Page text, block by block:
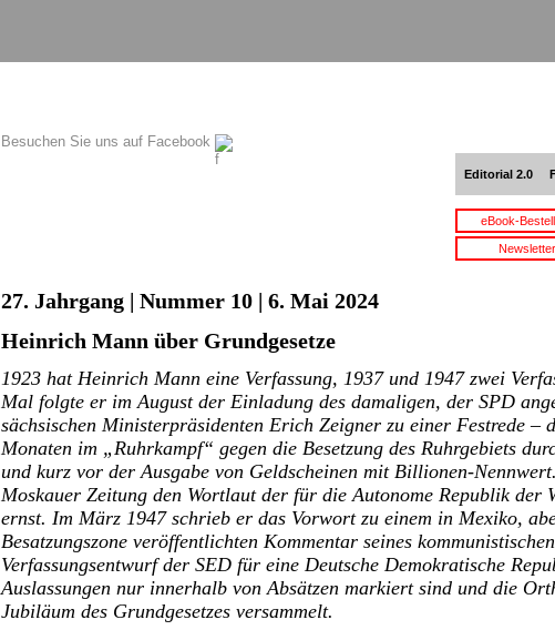
Besuchen Sie uns auf Facebook
Editorial 2.0
eBook-
Newsletter
27. Jahrgang | Nummer 10 | 6. Mai 2024
Heinrich Mann über Grundgesetze
1923 hat Heinrich Mann eine Verfassung, 1937 und 1947 zwei
Mal folgte er im August der Einladung des damaligen, der SPD
sächsischen Ministerpräsidenten Erich Zeigner zu einer Festrede –
Monaten im „Ruhrkampf“ gegen die Besetzung des Ruhrgebiets
und kurz vor der Ausgabe von Geldscheinen mit Billionen-
Moskauer Zeitung den Wortlaut der für die Autonome Republik der
ernst. Im März 1947 schrieb er das Vorwort zu einem in Mexiko,
Besatzungszone veröffentlichten Kommentar seines
Verfassungsentwurf der SED für eine Deutsche Demokratische
Auslassungen nur innerhalb von Absätzen markiert sind und die
Jubiläum des Grundgesetzes versammelt.